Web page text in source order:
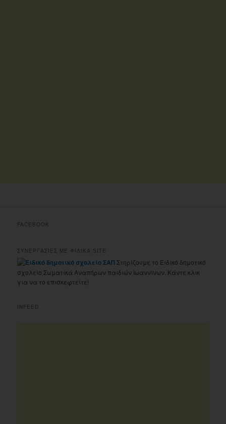
FACEBOOK
ΣΥΝΕΡΓΑΣΙΕΣ ΜΕ ΦΙΛΙΚΑ SITE
Στηρίζουμε το Ειδικό δημοτικό
σχολείο Σωματικά Αναπήρων παιδιών Ιωαννίνων. Κάντε κλικ
για να το επισκεφτείτε!
INFEED